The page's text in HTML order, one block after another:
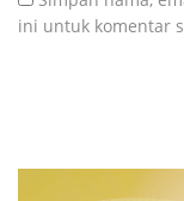
ini untuk komentar